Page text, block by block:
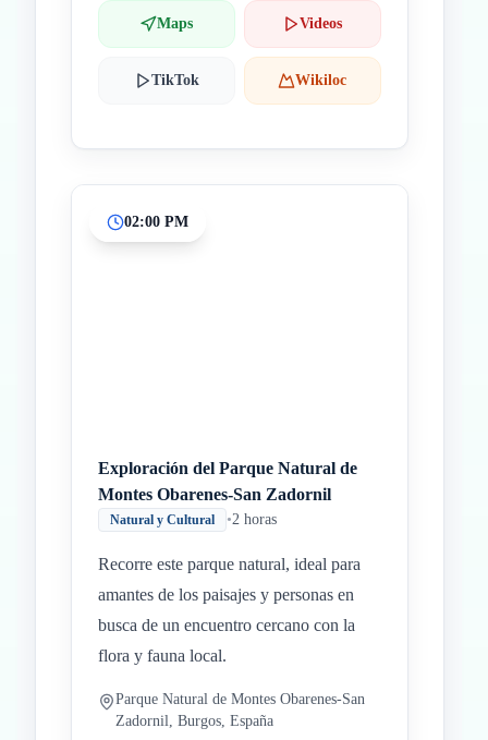
Maps Videos
TikTok Wikiloc
02:00 PM
Exploración del Parque Natural de
Montes Obarenes-San Zadornil
Natural y Cultural •2 horas
Recorre este parque natural, ideal para
amantes de los paisajes y personas en
busca de un encuentro cercano con la
flora y fauna local.
Parque Natural de Montes Obarenes-San
Zadornil, Burgos, España